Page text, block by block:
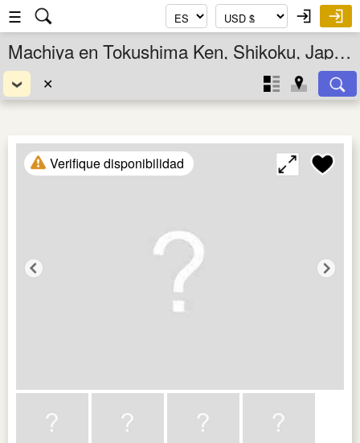
☰
Machiya en Tokushima Ken, Shikoku, Japón
✕
Verifique disponibilidad